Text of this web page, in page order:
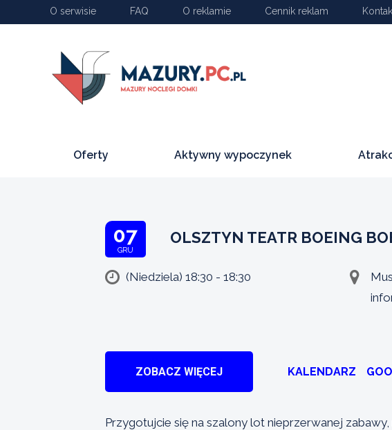
O serwisie FAQ O reklamie Cennik reklam
Oferty Aktywny wypoczynek
07
GRU
OLSZTYN TEATR BOEING
(Niedziela) 18:30 - 18:30
ZOBACZ WIĘCEJ KALENDARZ
Przygotujcie się na szalony lot nieprzerwanej